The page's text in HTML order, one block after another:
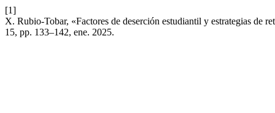
[1]
X. Rubio-Tobar, «Factores de deserción estudiantil y estrategias de
15, pp. 133–142, ene. 2025.